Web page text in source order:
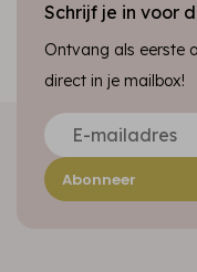
Schrijf je in voor
Ontvang als eerste
direct in je mailbox!
Abonneer